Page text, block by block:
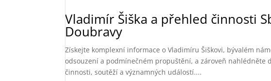
Vladimír Šiška a přehled činnosti
Doubravy
Získejte komplexní informace o Vladimíru Šiškovi, bývalém
odsouzení a podmínečném propuštění, a zároveň
činnosti, soutěží a významných událostí....